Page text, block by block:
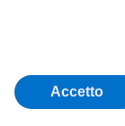
Accetto